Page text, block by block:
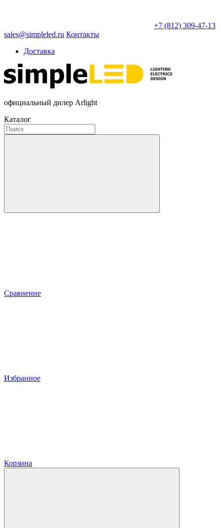
+7 (812) 309-47-13
sales@simpleled.ru Контакты
Доставка
официальный дилер Arlight
Каталог
Сравнение
Избранное
Корзина